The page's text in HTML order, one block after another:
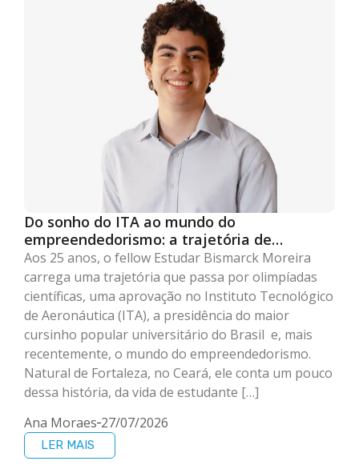
Do sonho do ITA ao mundo do
empreendedorismo: a trajetória de
Bismarck Moreira
Aos 25 anos, o fellow Estudar Bismarck Moreira
carrega uma trajetória que passa por olimpíadas
científicas, uma aprovação no Instituto Tecnológico
de Aeronáutica (ITA), a presidência do maior
cursinho popular universitário do Brasil e, mais
recentemente, o mundo do empreendedorismo.
Natural de Fortaleza, no Ceará, ele conta um pouco
dessa história, da vida de estudante […]
Ana Moraes 27/07/2026
LER MAIS